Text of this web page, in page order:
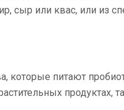
сыр или квас, или из
которые питают
продуктах,